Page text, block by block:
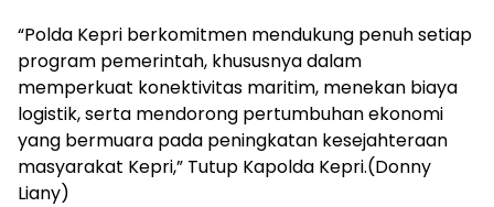
“Polda Kepri berkomitmen mendukung penuh setiap
program pemerintah, khususnya dalam
memperkuat konektivitas maritim, menekan biaya
logistik, serta mendorong pertumbuhan ekonomi
yang bermuara pada peningkatan kesejahteraan
masyarakat Kepri,” Tutup Kapolda Kepri.(Donny
Liany)